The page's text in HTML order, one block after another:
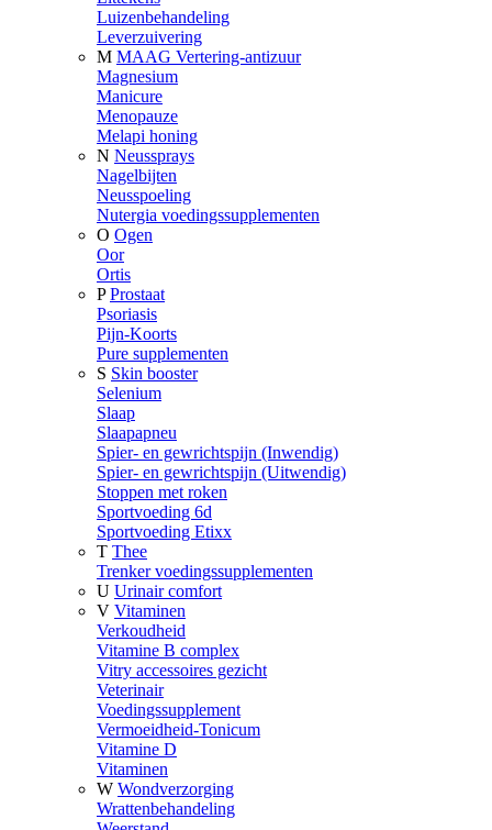
Luizenbehandeling
Leverzuivering
M MAAG Vertering-antizuur
Magnesium
Manicure
Menopauze
Melapi honing
N Neussprays
Nagelbijten
Neusspoeling
Nutergia voedingssupplementen
O Ogen
Oor
Ortis
P Prostaat
Psoriasis
Pijn-Koorts
Pure supplementen
S Skin booster
Selenium
Slaap
Slaapapneu
Spier- en gewrichtspijn (Inwendig)
Spier- en gewrichtspijn (Uitwendig)
Stoppen met roken
Sportvoeding 6d
Sportvoeding Etixx
T Thee
Trenker voedingssupplementen
U Urinair comfort
V Vitaminen
Verkoudheid
Vitamine B complex
Vitry accessoires gezicht
Veterinair
Voedingssupplement
Vermoeidheid-Tonicum
Vitamine D
Vitaminen
W Wondverzorging
Wrattenbehandeling